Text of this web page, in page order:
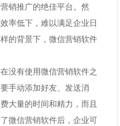
销推广的绝佳平台。然
率低下，难以满足企业日
的背景下，微信营销软件
没有使用微信营销软件之
手动添加好友、发送消
大量的时间和精力，而且
微信营销软件后，企业可